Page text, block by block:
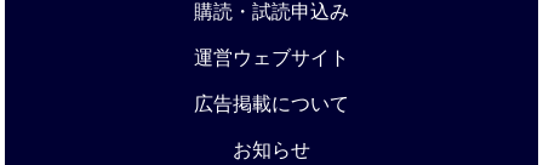
購読・試読申込み
運営ウェブサイト
広告掲載について
お知らせ